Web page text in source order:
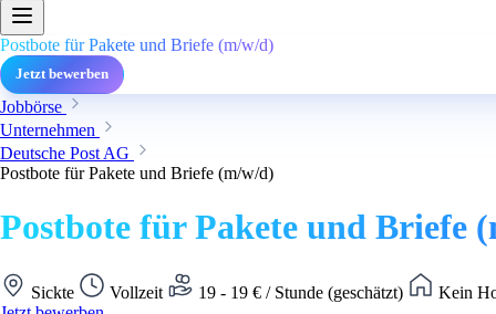
Postbote für Pakete und Briefe (m/w/d)
Jetzt bewerben
Jobbörse
Unternehmen
Deutsche Post AG
Postbote für Pakete und Briefe (m/w/d)
Postbote für Pakete und Briefe
Sickte Vollzeit 19 - 19 € / Stunde (geschätzt)
Kein